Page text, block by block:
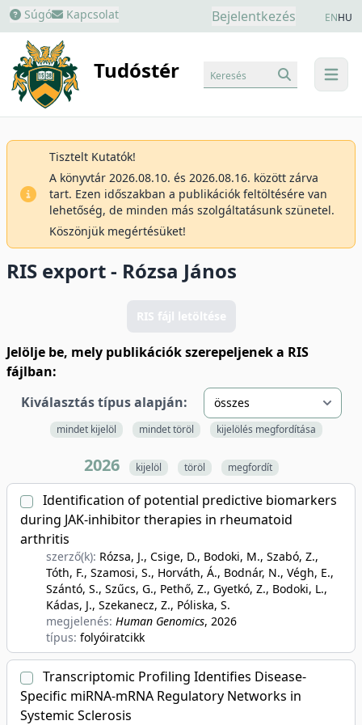
Súgó Kapcsolat Bejelentkezés ENHU
Tudóstér menu
Keresés
Tisztelt Kutatók!
A könyvtár 2026.08.10. és 2026.08.16. között zárva
tart. Ezen időszakban a publikációk feltöltésére van
lehetőség, de minden más szolgáltatásunk szünetel.
Köszönjük megértésüket!
RIS export - Rózsa János
RIS fájl letöltése
Jelölje be, mely publikációk szerepeljenek a RIS
fájlban:
Kiválasztás típus alapján:
mindet kijelöl mindet töröl kijelölés megfordítása
2026 kijelöl töröl megfordít
Identification of potential predictive biomarkers
during JAK-inhibitor therapies in rheumatoid
arthritis
szerző(k): Rózsa, J., Csige, D., Bodoki, M., Szabó, Z.,
Tóth, F., Szamosi, S., Horváth, Á., Bodnár, N., Végh, E.,
Szántó, S., Szűcs, G., Pethő, Z., Gyetkó, Z., Bodoki, L.,
Kádas, J., Szekanecz, Z., Póliska, S.
megjelenés: Human Genomics, 2026
típus: folyóiratcikk
Transcriptomic Profiling Identifies Disease-
Specific miRNA-mRNA Regulatory Networks in
Systemic Sclerosis